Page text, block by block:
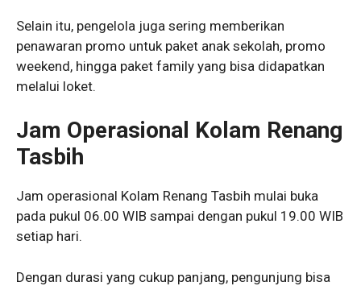
Selain itu, pengelola juga sering memberikan
penawaran promo untuk paket anak sekolah, promo
weekend, hingga paket family yang bisa didapatkan
melalui loket.
Jam Operasional Kolam Renang
Tasbih
Jam operasional Kolam Renang Tasbih mulai buka
pada pukul 06.00 WIB sampai dengan pukul 19.00 WIB
setiap hari.
Dengan durasi yang cukup panjang, pengunjung bisa